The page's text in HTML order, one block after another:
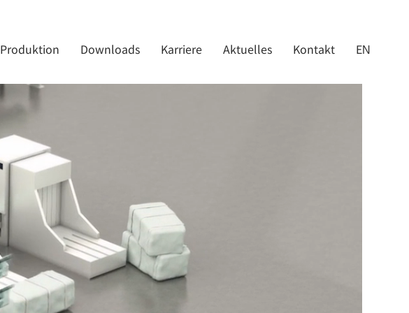
Produktion Downloads Karriere Aktuelles Kontakt EN